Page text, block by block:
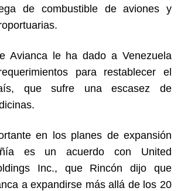
de combustible de aviones y
Avianca le ha dado a Venezuela
para restablecer el
que sufre una escasez de
en los planes de expansión
es un acuerdo con United
Inc., que Rincón dijo que
a expandirse más allá de los 20